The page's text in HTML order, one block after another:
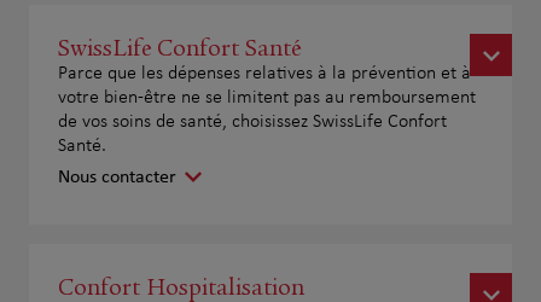
SwissLife Confort Santé
Parce que les dépenses relatives à la prévention et à
votre bien-être ne se limitent pas au remboursement
de vos soins de santé, choisissez SwissLife Confort
Santé.
Nous contacter
Confort Hospitalisation